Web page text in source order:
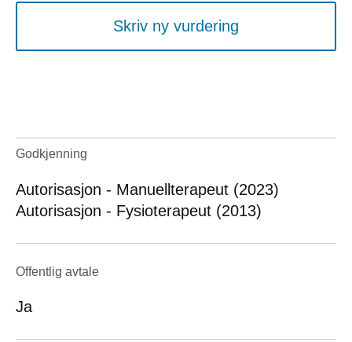
Skriv ny vurdering
Godkjenning
Autorisasjon - Manuellterapeut (2023)
Autorisasjon - Fysioterapeut (2013)
Offentlig avtale
Ja